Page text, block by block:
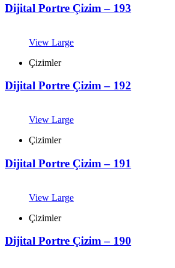
Dijital Portre Çizim – 193
View Large
Çizimler
Dijital Portre Çizim – 192
View Large
Çizimler
Dijital Portre Çizim – 191
View Large
Çizimler
Dijital Portre Çizim – 190